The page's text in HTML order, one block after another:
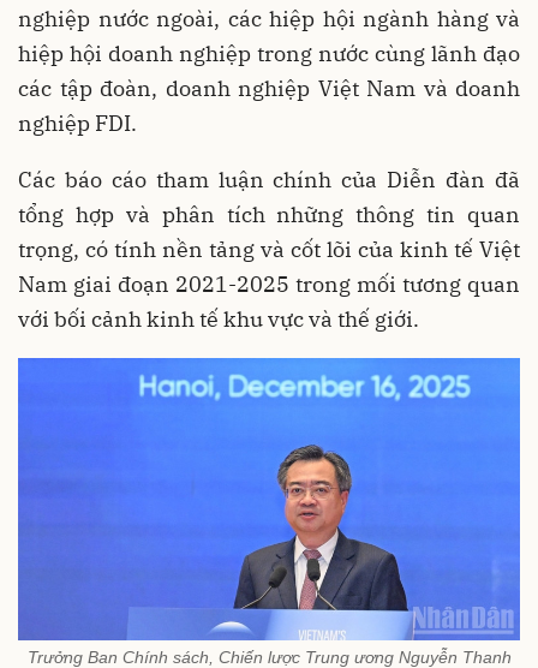
nghiệp nước ngoài, các hiệp hội ngành hàng và
hiệp hội doanh nghiệp trong nước cùng lãnh đạo
các tập đoàn, doanh nghiệp Việt Nam và doanh
nghiệp FDI.
Các báo cáo tham luận chính của Diễn đàn đã
tổng hợp và phân tích những thông tin quan
trọng, có tính nền tảng và cốt lõi của kinh tế Việt
Nam giai đoạn 2021-2025 trong mối tương quan
với bối cảnh kinh tế khu vực và thế giới.
Trưởng Ban Chính sách, Chiến lược Trung ương Nguyễn Thanh